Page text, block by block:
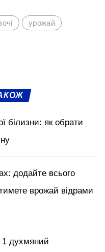
урожай
білизни: як обрати
додайте всього
врожай відрами
1 духмяний